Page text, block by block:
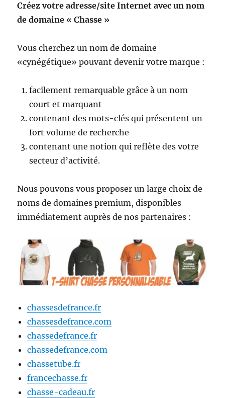
Créez votre adresse/site Internet avec un nom
de domaine « Chasse »
Vous cherchez un nom de domaine
«cynégétique» pouvant devenir votre marque :
facilement remarquable grâce à un nom
court et marquant
contenant des mots-clés qui présentent un
fort volume de recherche
contenant une notion qui reflète des votre
secteur d’activité.
Nous pouvons vous proposer un large choix de
noms de domaines premium, disponibles
immédiatement auprès de nos partenaires :
chassesdefrance.fr
chassesdefrance.com
chassedefrance.fr
chassedefrance.com
chassetube.fr
francechasse.fr
chasse-cadeau.fr